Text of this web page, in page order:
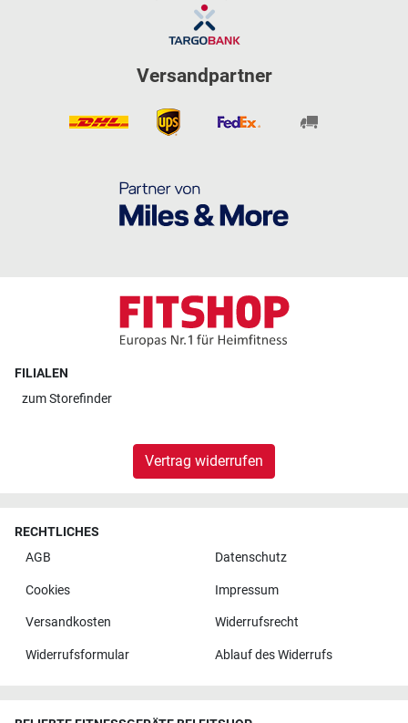
Versandpartner
FILIALEN
zumStorefinder
Vertrag widerrufen
RECHTLICHES
AGB
Datenschutz
Cookies Impressum
Versandkosten Widerrufsrecht
Widerrufsformular Ablauf des Widerrufs